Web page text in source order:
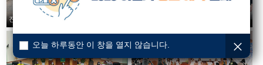
진중세례식
오늘 하루동안 이 창을 열지 않습니다.